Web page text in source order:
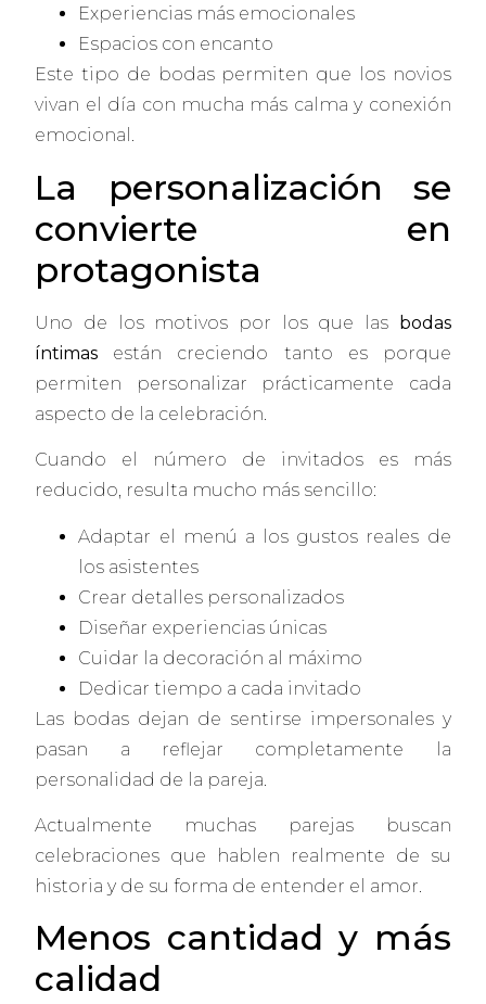
Experiencias más emocionales
Espacios con encanto
Este tipo de bodas permiten que los novios
vivan el día con mucha más calma y conexión
emocional.
La personalización se
convierte en
protagonista
Uno de los motivos por los que las bodas
íntimas están creciendo tanto es porque
permiten personalizar prácticamente cada
aspecto de la celebración.
Cuando el número de invitados es más
reducido, resulta mucho más sencillo:
Adaptar el menú a los gustos reales de
los asistentes
Crear detalles personalizados
Diseñar experiencias únicas
Cuidar la decoración al máximo
Dedicar tiempo a cada invitado
Las bodas dejan de sentirse impersonales y
pasan a reflejar completamente la
personalidad de la pareja.
Actualmente muchas parejas buscan
celebraciones que hablen realmente de su
historia y de su forma de entender el amor.
Menos cantidad y más
calidad